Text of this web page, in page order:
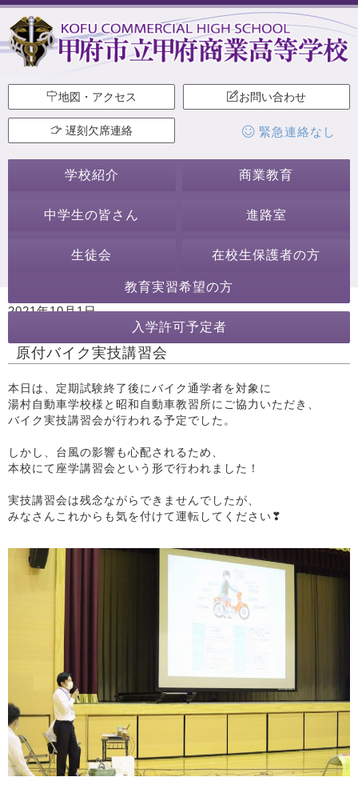
地図・アクセス お問い合わせ
遅刻欠席連絡 緊急連絡なし
学校紹介 商業教育
中学生の皆さん 進路室
生徒会 在校生保護者の方
教育実習希望の方
入学許可予定者
2021年10月1日
行事・活動 講演会・講習会
原付バイク実技講習会
本日は、定期試験終了後にバイク通学者を対象に
湯村自動車学校様と昭和自動車教習所にご協力いただき、
バイク実技講習会が行われる予定でした。
しかし、台風の影響も心配されるため、
本校にて座学講習会という形で行われました！
実技講習会は残念ながらできませんでしたが、
みなさんこれからも気を付けて運転してください❣